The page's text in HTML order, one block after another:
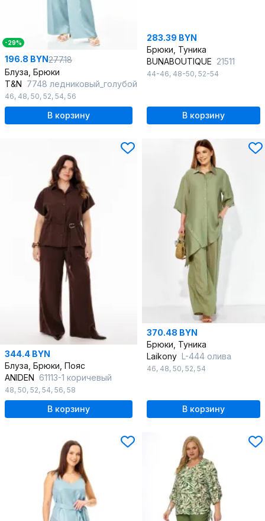
-29%
196.8 BYN277.18
Блуза, Брюки
T&N 7748 ледниковый_голубой
46, 48, 50, 52, 54, 56
В корзину
283.39 BYN
Брюки, Туника
BUNABOUTIQUE 21511
44-46, 48-50, 52-54
В корзину
344.4 BYN
Блуза, Брюки, Пояс
ANIDEN 61113-1 коричевый
48, 50, 52, 54, 56, 58
В корзину
370.48 BYN
Брюки, Туника
Laikony L-444 олива
46, 48, 50, 52, 54
В корзину